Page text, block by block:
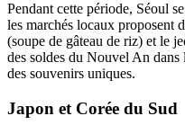
Pendant cette période, Séoul
les marchés locaux proposent
(soupe de gâteau de riz) et le
des soldes du Nouvel An dans
des souvenirs uniques.
Japon et Corée du Sud